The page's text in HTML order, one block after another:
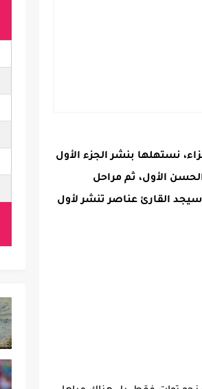
نستهلها بنشر الجزء الأول
الأول، ثم مراحل
سيجد القارئ عناصر تنشر لأول